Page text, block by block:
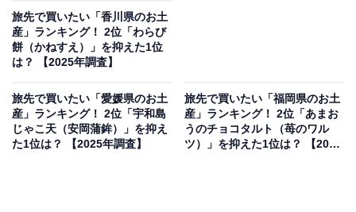
旅先で買いたい「香川県のお土
産」ランキング！ 2位「わらび
餅（かねすえ）」を抑えた1位
は？ 【2025年調査】
旅先で買いたい「愛媛県のお土
産」ランキング！ 2位「宇和島
じゃこ天（安岡蒲鉾）」を抑え
た1位は？ 【2025年調査】
旅先で買いたい「福岡県のお土
産」ランキング！ 2位「あまお
うのチョコタルト（苺のワル
ツ）」を抑えた1位は？ 【2025